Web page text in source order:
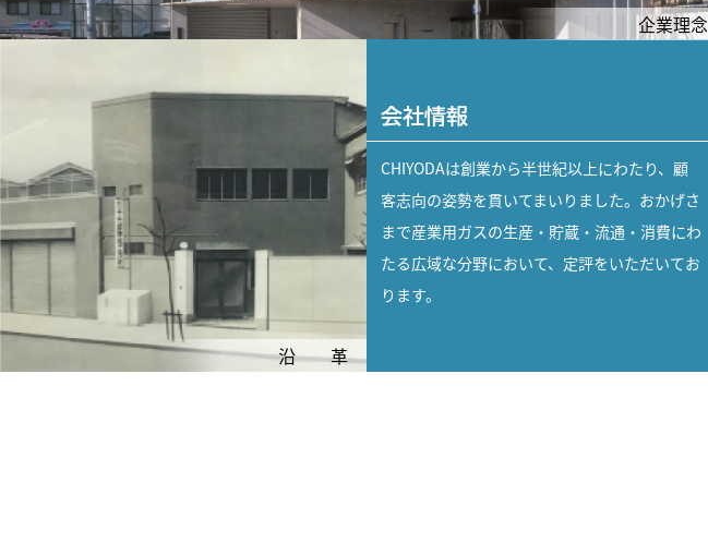
企業理念
沿 革
会社情報
CHIYODAは創業から半世紀以上にわたり、顧
客志向の姿勢を貫いてまいりました。おかげさ
まで産業用ガスの生産・貯蔵・流通・消費にわ
たる広域な分野において、定評をいただいてお
ります。